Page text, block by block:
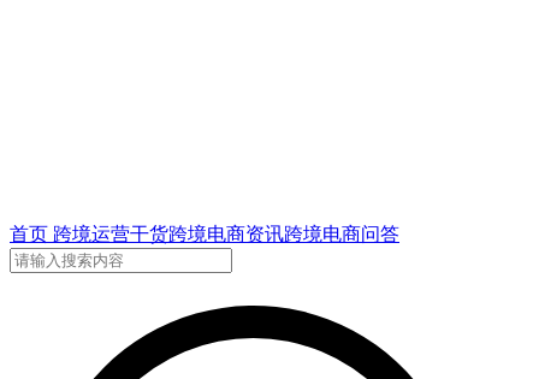
首页 跨境运营干货跨境电商资讯跨境电商问答